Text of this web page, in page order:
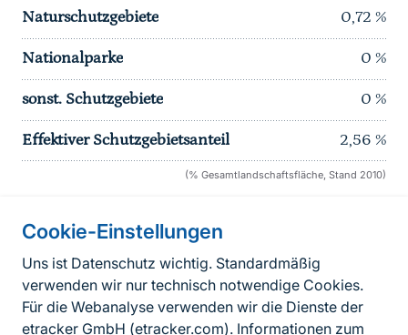
Cookie-Einstellungen
Uns ist Datenschutz wichtig. Standardmäßig
verwenden wir nur technisch notwendige Cookies.
Für die Webanalyse verwenden wir die Dienste der
etracker GmbH (etracker.com). Informationen zum
Naturschutzgebiete 0,72 %
Nationalparke 0 %
sonst. Schutzgebiete 0 %
Effektiver Schutzgebietsanteil 2,56 %
(% Gesamtlandschaftsfläche, Stand 2010)
Informationen zur Seite
FußzeileKontakt zum BfN
Kontaktformular